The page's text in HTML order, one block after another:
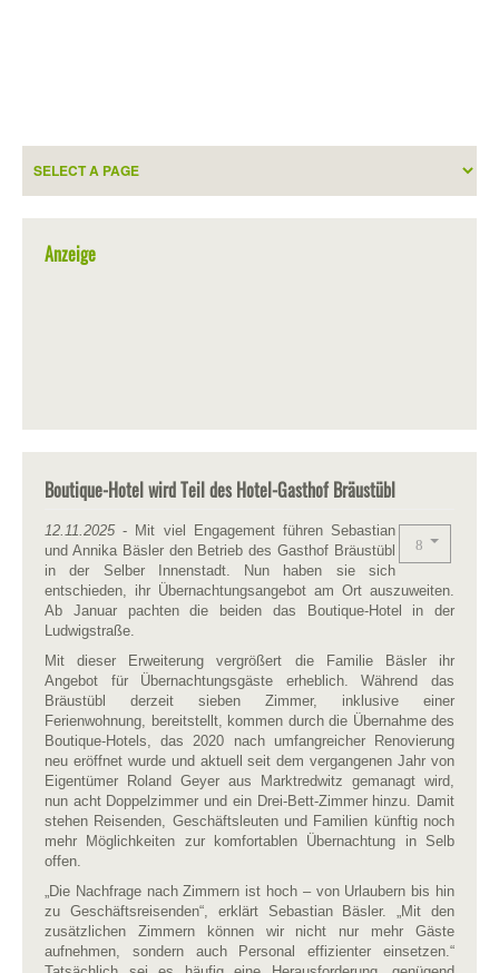
Anzeige
Boutique-Hotel wird Teil des Hotel-Gasthof Bräustübl
12.11.2025 - Mit viel Engagement führen Sebastian
und Annika Bäsler den Betrieb des Gasthof Bräustübl
in der Selber Innenstadt. Nun haben sie sich
entschieden, ihr Übernachtungsangebot am Ort auszuweiten.
Ab Januar pachten die beiden das Boutique-Hotel in der
Ludwigstraße.
Mit dieser Erweiterung vergrößert die Familie Bäsler ihr
Angebot für Übernachtungsgäste erheblich. Während das
Bräustübl derzeit sieben Zimmer, inklusive einer
Ferienwohnung, bereitstellt, kommen durch die Übernahme des
Boutique-Hotels, das 2020 nach umfangreicher Renovierung
neu eröffnet wurde und aktuell seit dem vergangenen Jahr von
Eigentümer Roland Geyer aus Marktredwitz gemanagt wird,
nun acht Doppelzimmer und ein Drei-Bett-Zimmer hinzu. Damit
stehen Reisenden, Geschäftsleuten und Familien künftig noch
mehr Möglichkeiten zur komfortablen Übernachtung in Selb
offen.
„Die Nachfrage nach Zimmern ist hoch – von Urlaubern bis hin
zu Geschäftsreisenden“, erklärt Sebastian Bäsler. „Mit den
zusätzlichen Zimmern können wir nicht nur mehr Gäste
aufnehmen, sondern auch Personal effizienter einsetzen.“